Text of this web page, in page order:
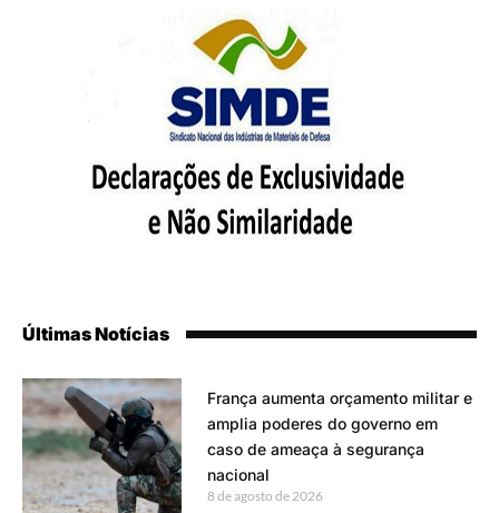
Últimas Notícias
França aumenta orçamento militar e
amplia poderes do governo em
caso de ameaça à segurança
nacional
8 de agosto de 2026